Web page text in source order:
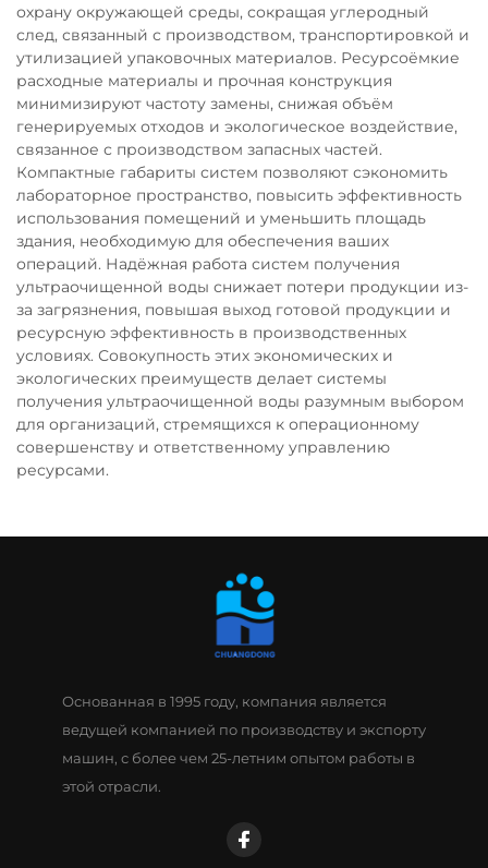
охрану окружающей среды, сокращая углеродный
след, связанный с производством, транспортировкой и
утилизацией упаковочных материалов. Ресурсоёмкие
расходные материалы и прочная конструкция
минимизируют частоту замены, снижая объём
генерируемых отходов и экологическое воздействие,
связанное с производством запасных частей.
Компактные габариты систем позволяют сэкономить
лабораторное пространство, повысить эффективность
использования помещений и уменьшить площадь
здания, необходимую для обеспечения ваших
операций. Надёжная работа систем получения
ультраочищенной воды снижает потери продукции из-
за загрязнения, повышая выход готовой продукции и
ресурсную эффективность в производственных
условиях. Совокупность этих экономических и
экологических преимуществ делает системы
получения ультраочищенной воды разумным выбором
для организаций, стремящихся к операционному
совершенству и ответственному управлению
ресурсами.
Основанная в 1995 году, компания является
ведущей компанией по производству и экспорту
машин, с более чем 25-летним опытом работы в
этой отрасли.